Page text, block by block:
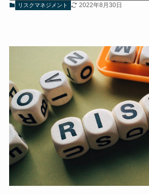
リスクマネジメント 2022年8月30日